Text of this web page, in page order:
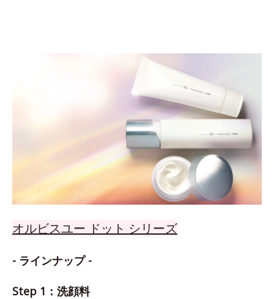
オルビスユー ドット シリーズ
- ラインナップ -
Step 1：洗顔料